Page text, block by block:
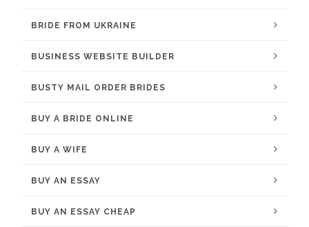
BRIDE FROM UKRAINE
BUSINESS WEBSITE BUILDER
BUSTY MAIL ORDER BRIDES
BUY A BRIDE ONLINE
BUY A WIFE
BUY AN ESSAY
BUY AN ESSAY CHEAP